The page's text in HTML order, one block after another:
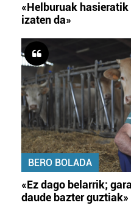
«Helburuak
izaten da»
BERO BOLADA
«Ez dago belarrik;
daude bazter guztiak»